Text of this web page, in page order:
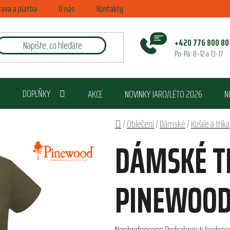
a platba O nás Kontakty
+420 776 800
Po-Pá: 8–12 a 13-17
DOPLŇKY AKCE NOVINKY JARO/LÉTO 2026
Domů
/Oblečení/Dámské/Košile a trika
DÁMSKÉ